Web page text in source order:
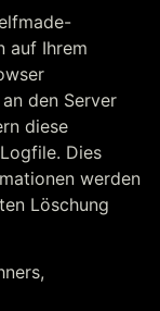
auf Ihrem
den Server
diese
Dies
werden
Löschung